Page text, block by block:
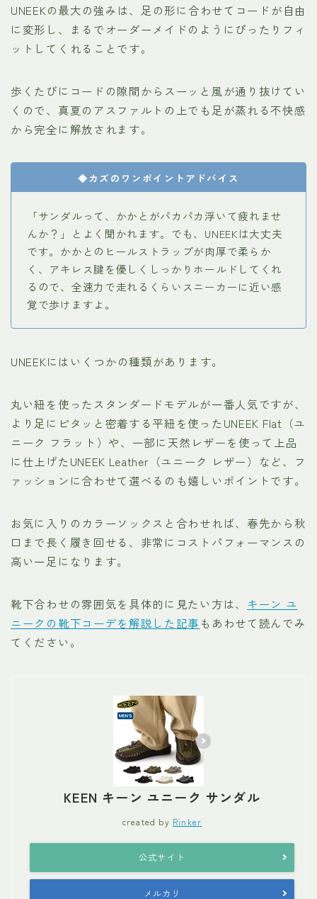
UNEEKの最大の強みは、足の形に合わせてコードが自由
に変形し、まるでオーダーメイドのようにぴったりフィ
ットしてくれることです。
歩くたびにコードの隙間からスーッと風が通り抜けてい
くので、真夏のアスファルトの上でも足が蒸れる不快感
から完全に解放されます。
◆カズのワンポイントアドバイス
「サンダルって、かかとがパカパカ浮いて疲れませ
んか？」とよく聞かれます。でも、UNEEKは大丈夫
です。かかとのヒールストラップが肉厚で柔らか
く、アキレス腱を優しくしっかりホールドしてくれ
るので、全速力で走れるくらいスニーカーに近い感
覚で歩けますよ。
UNEEKにはいくつかの種類があります。
丸い紐を使ったスタンダードモデルが一番人気ですが、
より足にピタッと密着する平紐を使ったUNEEK Flat（ユ
ニーク フラット）や、一部に天然レザーを使って上品
に仕上げたUNEEK Leather（ユニーク レザー）など、フ
ァッションに合わせて選べるのも嬉しいポイントです。
お気に入りのカラーソックスと合わせれば、春先から秋
口まで長く履き回せる、非常にコストパフォーマンスの
高い一足になります。
靴下合わせの雰囲気を具体的に見たい方は、 キーン ユ
ニークの靴下コーデを解説した記事もあわせて読んでみ
てください。
KEEN キーン ユニーク サンダル
created by Rinker
公式サイト
メルカリ